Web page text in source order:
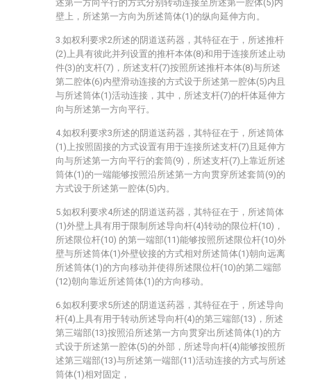
述第一方向平行的方式分别转动连接至所述第一腔体(5)内
壁上，所述第一方向为所述筒体(1)的纵向延伸方向。
3.如权利要求2所述的阴道送药器，其特征在于，所述推杆
(2)上具有彼此并列设置的推杆本体(8)和用于连接所述止动
件(3)的支杆(7)，所述支杆(7)按照所述推杆本体(8)与所述
第二腔体(6)内壁滑动连接的方式设于所述第一腔体(5)内且
与所述筒体(1)活动连接，其中，所述支杆(7)的杆体延伸方
向与所述第一方向平行。
4.如权利要求3所述的阴道送药器，其特征在于，所述筒体
(1)上按照固接的方式设置有用于连接所述支杆(7)且延伸方
向与所述第一方向平行的套筒(9)，所述支杆(7)上靠近所述
筒体(1)的一端能够按照沿所述第一方向贯穿所述套筒(9)的
方式设于所述第一腔体(5)内。
5.如权利要求4所述的阴道送药器，其特征在于，所述筒体
(1)外壁上具有用于限制所述导向杆(4)转动的限位杆(10)，
所述限位杆(10) 的第一端部(11)能够按照所述限位杆(10)外
壁与所述筒体(1)外壁铰接的方式相对所述筒体(1)朝向远离
所述筒体(1)的方向移动并使得所述限位杆(10)的第二端部
(12)朝向靠近所述筒体(1)的方向移动。
6.如权利要求5所述的阴道送药器，其特征在于，所述导向
杆(4)上具有用于转动所述导向杆(4)的第三端部(13)，所述
第三端部(13)按照沿所述第一方向贯穿出所述筒体(1)的方
式设于所述第一腔体(5)的外部，所述导向杆(4)能够按照所
述第三端部(13)与所述第一端部(11)活动连接的方式与所述
筒体(1)相对固定，